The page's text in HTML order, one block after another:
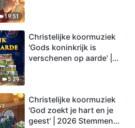
19:51
5:29
Christelijke koormuziek
'Gods koninkrijk is
verschenen op aarde' |
Christelijke koormuziek
'God zoekt je hart en je
geest' | 2026 Stemmen